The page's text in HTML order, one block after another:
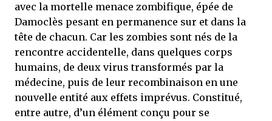
avec la mortelle menace zombifique, épée de
Damoclès pesant en permanence sur et dans la
tête de chacun. Car les zombies sont nés de la
rencontre accidentelle, dans quelques corps
humains, de deux virus transformés par la
médecine, puis de leur recombinaison en une
nouvelle entité aux effets imprévus. Constitué,
entre autre, d’un élément conçu pour se